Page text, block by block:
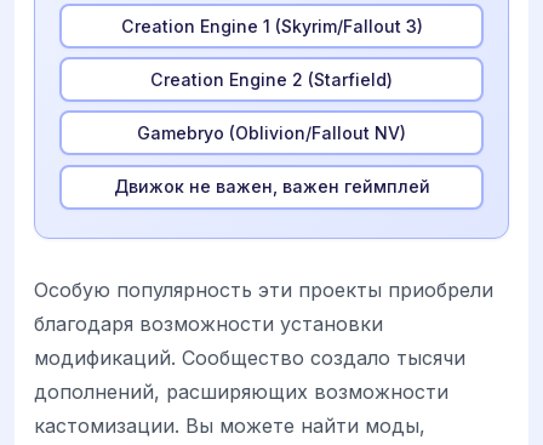
Creation Engine 1 (Skyrim/Fallout 3)
Creation Engine 2 (Starfield)
Gamebryo (Oblivion/Fallout NV)
Движок не важен, важен геймплей
Особую популярность эти проекты приобрели
благодаря возможности установки
модификаций. Сообщество создало тысячи
дополнений, расширяющих возможности
кастомизации. Вы можете найти моды,